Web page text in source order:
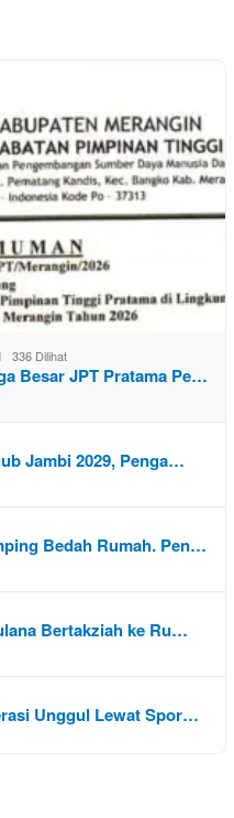
336 Dilihat
Besar JPT Pratama Pe…
Jambi 2029, Penga…
Bedah Rumah. Pen…
Bertakziah ke Ru…
Unggul Lewat Spor…